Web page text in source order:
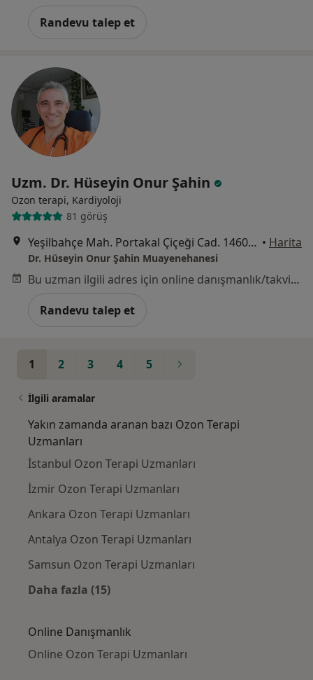
Randevu talep et
Uzm. Dr. Hüseyin Onur Şahin
Ozon terapi, Kardiyoloji
81 görüş
Yeşilbahçe Mah. Portakal Çiçeği Cad. 1460 Sokak. Turunç Plaza, Bina No 6, Kat 3, Ofis No 25, Antalya • Harita
Dr. Hüseyin Onur Şahin Muayenehanesi
Bu uzman ilgili adres için online danışmanlık/takvim sunmuyor.
Randevu talep et
1 2 3 4 5
İlgili aramalar
Yakın zamanda aranan bazı Ozon Terapi
Uzmanları
İstanbul Ozon Terapi Uzmanları
İzmir Ozon Terapi Uzmanları
Ankara Ozon Terapi Uzmanları
Antalya Ozon Terapi Uzmanları
Samsun Ozon Terapi Uzmanları
Daha fazla (15)
Online Danışmanlık
Online Ozon Terapi Uzmanları